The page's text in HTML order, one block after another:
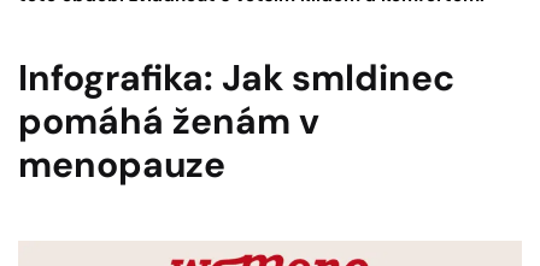
Infografika: Jak smldinec
pomáhá ženám v
menopauze